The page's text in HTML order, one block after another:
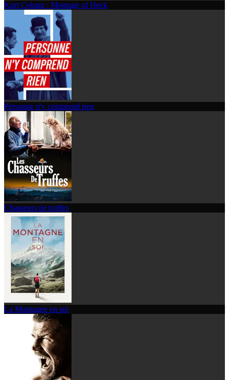
Kurt Cobain : Montage of Heck
Personne n'y comprend rien
Chasseurs de truffes
La Montagne en soi